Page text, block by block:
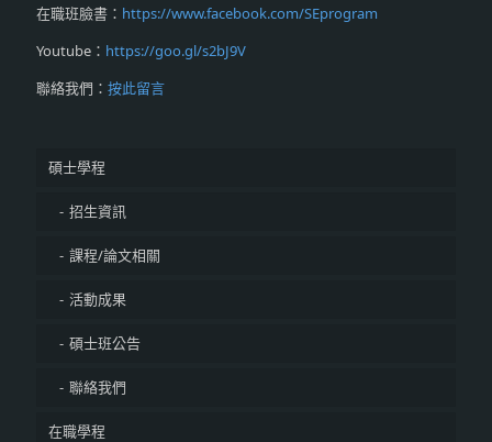
在職班臉書： https://www.facebook.com/SEprogram
Youtube： https://goo.gl/s2bJ9V
聯絡我們： 按此留言
碩士學程
招生資訊
課程/論文相關
活動成果
碩士班公告
聯絡我們
在職學程